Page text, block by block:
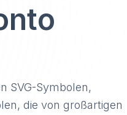
SVG-Symbolen,
die von großartigen